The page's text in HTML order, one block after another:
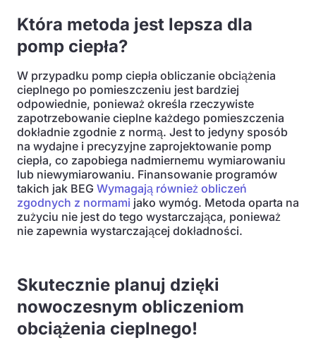
Która metoda jest lepsza dla
pomp ciepła?
W przypadku pomp ciepła obliczanie obciążenia
cieplnego po pomieszczeniu jest bardziej
odpowiednie, ponieważ określa rzeczywiste
zapotrzebowanie cieplne każdego pomieszczenia
dokładnie zgodnie z normą. Jest to jedyny sposób
na wydajne i precyzyjne zaprojektowanie pomp
ciepła, co zapobiega nadmiernemu wymiarowaniu
lub niewymiarowaniu. Finansowanie programów
takich jak BEG Wymagają również obliczeń
zgodnych z normami jako wymóg. Metoda oparta na
zużyciu nie jest do tego wystarczająca, ponieważ
nie zapewnia wystarczającej dokładności.
Skutecznie planuj dzięki
nowoczesnym obliczeniom
obciążenia cieplnego!